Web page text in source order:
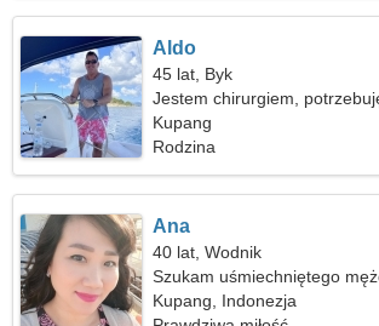
Aldo
45 lat, Byk
Jestem chirurgiem,
Kupang
Rodzina
Ana
40 lat, Wodnik
Szukam uśmiechniętego
Kupang, Indonezja